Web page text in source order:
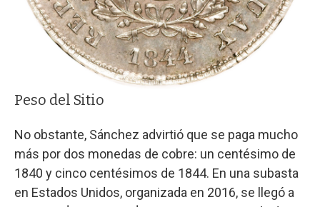
Peso del Sitio
No obstante, Sánchez advirtió que se paga mucho
más por dos monedas de cobre: un centésimo de
1840 y cinco centésimos de 1844. En una subasta
en Estados Unidos, organizada en 2016, se llegó a